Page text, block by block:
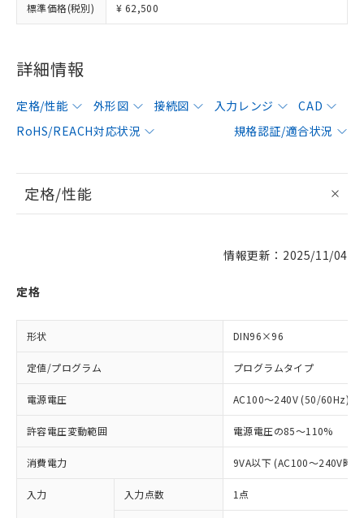
標準価格(税別) ¥ 62,500
詳細情報
定格/性能 外形図 接続図 入力レンジ
CAD
RoHS/REACH対応状況
規格認証/適合状況
定格/性能
情報更新：2025/11/04
定格
形状 DIN96×96
定値/プログラム プログラムタイプ
電源電圧 AC100～240V (50/60Hz)
許容電圧変動範囲 電源電圧の85～110%
消費電力 9VA以下 (AC100～240V時)
入力 入力点数 1点